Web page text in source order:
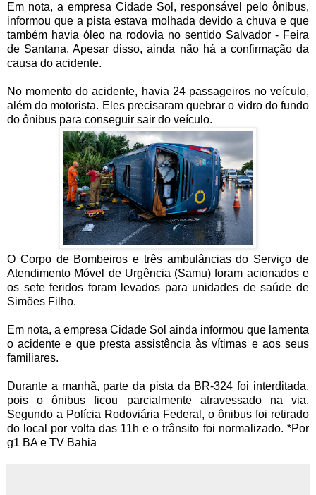
Em nota, a empresa Cidade Sol, responsável pelo ônibus,
informou que a pista estava molhada devido a chuva e que
também havia óleo na rodovia no sentido Salvador - Feira
de Santana. Apesar disso, ainda não há a confirmação da
causa do acidente.
No momento do acidente, havia 24 passageiros no veículo,
além do motorista. Eles precisaram quebrar o vidro do fundo
do ônibus para conseguir sair do veículo.
O Corpo de Bombeiros e três ambulâncias do Serviço de
Atendimento Móvel de Urgência (Samu) foram acionados e
os sete feridos foram levados para unidades de saúde de
Simões Filho.
Em nota, a empresa Cidade Sol ainda informou que lamenta
o acidente e que presta assistência às vítimas e aos seus
familiares.
Durante a manhã, parte da pista da BR-324 foi interditada,
pois o ônibus ficou parcialmente atravessado na via.
Segundo a Polícia Rodoviária Federal, o ônibus foi retirado
do local por volta das 11h e o trânsito foi normalizado. *Por
g1 BA e TV Bahia